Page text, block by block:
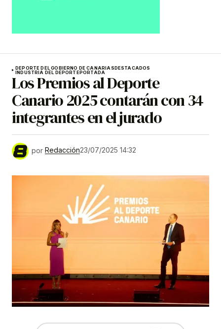
DEPORTE DEL GOBIERNO DE CANARIASDESTACADOS
INDUSTRIA DEL DEPORTEPORTADA
Los Premios al Deporte
Canario 2025 contarán con 34
integrantes en el jurado
por Redacción23/07/2025 14:32